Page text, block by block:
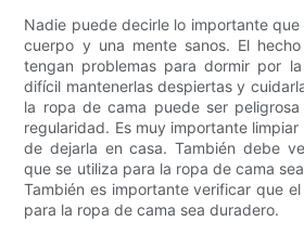
Nadie puede decirle lo importante
cuerpo y una mente sanos. El
tengan problemas para dormir por
difícil mantenerlas despiertas y
la ropa de cama puede ser
regularidad. Es muy importante
de dejarla en casa. También debe
que se utiliza para la ropa de cama
También es importante verificar que
para la ropa de cama sea duradero.